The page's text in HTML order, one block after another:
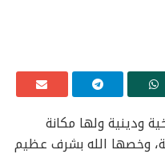
ودينية ولها مكانة
وخصها الله بشرف عظيم